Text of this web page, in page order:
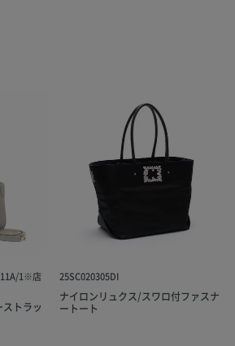
1※店
トラッ
25SC020305DI
ナイロンリュクス/スワロ付ファスナ
ートート